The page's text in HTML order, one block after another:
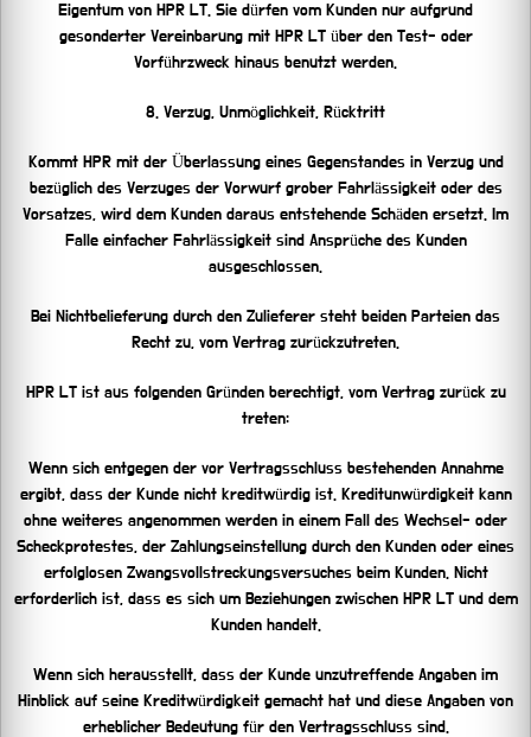
Eigentum von HPR LT. Sie dürfen vom Kunden nur aufgrund
gesonderter Vereinbarung mit HPR LT über den Test- oder
Vorführzweck hinaus benutzt werden.
8. Verzug, Unmöglichkeit, Rücktritt
Kommt HPR mit der Überlassung eines Gegenstandes in Verzug und
bezüglich des Verzuges der Vorwurf grober Fahrlässigkeit oder des
Vorsatzes, wird dem Kunden daraus entstehende Schäden ersetzt. Im
Falle einfacher Fahrlässigkeit sind Ansprüche des Kunden
ausgeschlossen.
Bei Nichtbelieferung durch den Zulieferer steht beiden Parteien das
Recht zu, vom Vertrag zurückzutreten.
HPR LT ist aus folgenden Gründen berechtigt, vom Vertrag zurück zu
treten:
Wenn sich entgegen der vor Vertragsschluss bestehenden Annahme
ergibt, dass der Kunde nicht kreditwürdig ist. Kreditunwürdigkeit kann
ohne weiteres angenommen werden in einem Fall des Wechsel- oder
Scheckprotestes, der Zahlungseinstellung durch den Kunden oder eines
erfolglosen Zwangsvollstreckungsversuches beim Kunden. Nicht
erforderlich ist, dass es sich um Beziehungen zwischen HPR LT und dem
Kunden handelt.
Wenn sich herausstellt, dass der Kunde unzutreffende Angaben im
Hinblick auf seine Kreditwürdigkeit gemacht hat und diese Angaben von
erheblicher Bedeutung für den Vertragsschluss sind.